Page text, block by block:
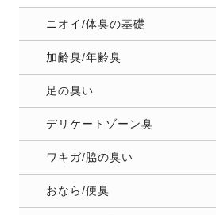
ニオイ/体臭の基礎
加齢臭/年齢臭
足の臭い
デリケートゾーン臭
ワキガ/脇の臭い
おなら/便臭